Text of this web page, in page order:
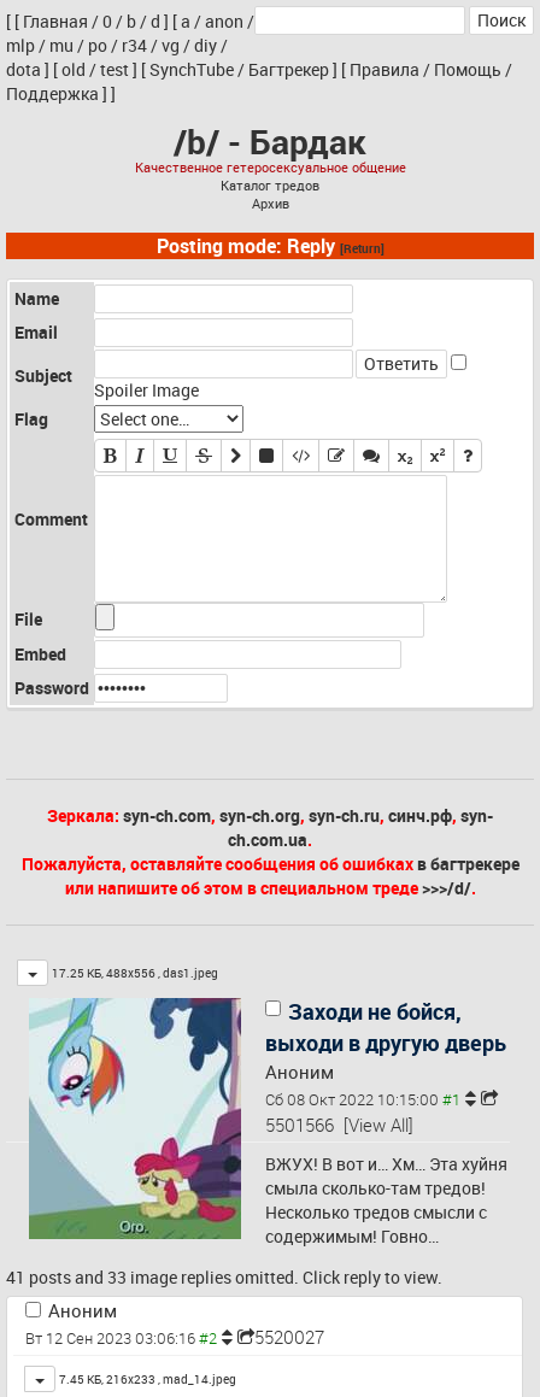
[ [ Главная /0 / b/d ] [a /anon /
mlp/ mu / po/ r34/vg /diy/
dota ] [old /test] [SynchTube/ Багтрекер] [ Правила / Помощь /
Поддержка ] ]
/b/ - Бардак
Качественное гетеросексуальное общение
Каталог тредов
Архив
Posting mode: Reply [Return]
Name
Email
Subject
Spoiler Image
Flag
Comment
File
Embed
Password
Зеркала: syn-ch.com, syn-ch.org, syn-ch.ru, синч.рф, syn-
ch.com.ua.
Пожалуйста, оставляйте сообщения об ошибках в багтрекере
или напишите об этом в специальном треде>>>/d/.
Toggle
17.25 КБ, 488x556 ,das1.jpeg
Заходи не бойся,
выходи в другую дверь
Аноним
Сб 08 Окт 2022 10:15:00
5501566 [View All]
ВЖУХ! В вот и… Хм… Эта хуйня
смыла сколько-там тредов!
Несколько тредов смысли с
содержимым! Говно…
41 posts and 33 image replies omitted. Click reply to view.
Аноним
Вт 12 Сен 2023 03:06:16 5520027
Toggle
7.45 КБ, 216x233 , mad_14.jpeg